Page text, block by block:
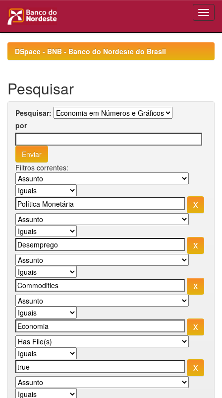
navigationDSpace - BNB - Banco do Nordeste do Brasil
Pesquisar
Pesquisar:
por
Filtros correntes: